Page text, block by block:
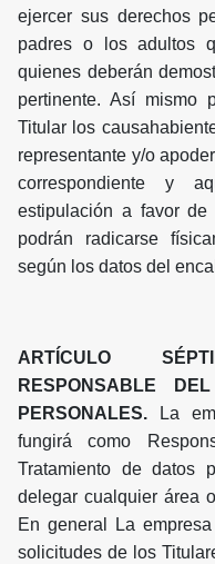
ejercer sus derechos
padres o los adultos
quienes deberán
pertinente. Así mismo
Titular los
representante y/o
correspondiente y
estipulación a favor
podrán radicarse
según los datos del
ARTÍCULO
RESPONSABLE
PERSONALES. La
fungirá como
Tratamiento de datos
delegar cualquier área
En general La
solicitudes de los